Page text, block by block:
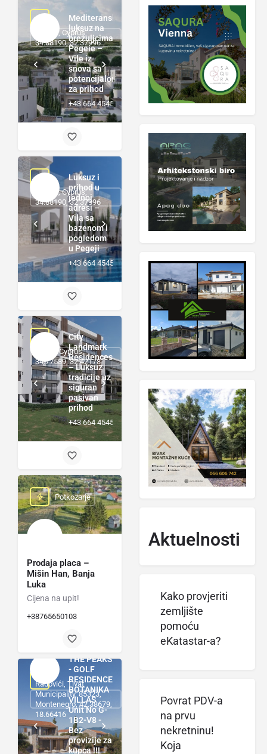
Mediteranski
luksuz na
brežuljcima
Pegeie –
Vile iz
snova sa
potencijalom
za prihod
+43 664 4545920
Pegeia, Cyprus,
34.88190, 32.37996
Luksuz i
prihod u
jednoj
adresi –
Vila sa
bazenom i
pogledom
u Pegeji
+43 664 4545920
Pegeia, Cyprus,
34.88190, 32.37996
City
Landmark
Residences
– Luksuz
tradicije uz
siguran
pasivan
prihod
+43 664 4545920
Pafos, Cyprus,
34.77539, 32.42178
Prodaja placa –
Mišin Han, Banja
Luka
Cijena na upit!
+38765650103
Potkozarje
THE PEAKS
- GOLF
RESIDENCES
BOTANIKA
VILLAS
Unit No G-
1B2-V8 -
Bez
provizije za
kupca !!!
Radovići, Tivat
Municipality, 85323,
Montenegro, 42.38679,
18.66416
Aktuelnosti
Kako provjeriti
zemljište
pomoću
eKatastar-a?
Povrat PDV-a
na prvu
nekretninu!
Koja